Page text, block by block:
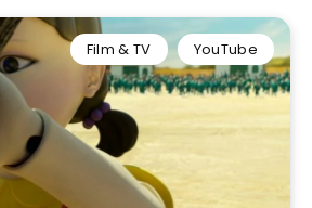
Film & TV YouTube